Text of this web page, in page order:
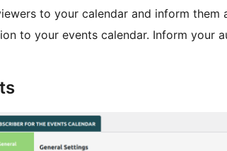
to your calendar and inform them
to your events calendar. Inform your